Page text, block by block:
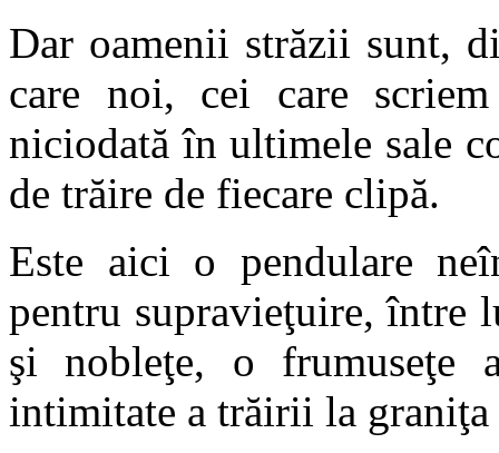
Dar oamenii străzii sunt,
care noi, cei care
niciodată în ultimele sale
de trăire de fiecare clipă.
Este aici o pendulare
pentru supravieţuire, între
şi nobleţe, o frumuseţe
intimitate a trăirii la